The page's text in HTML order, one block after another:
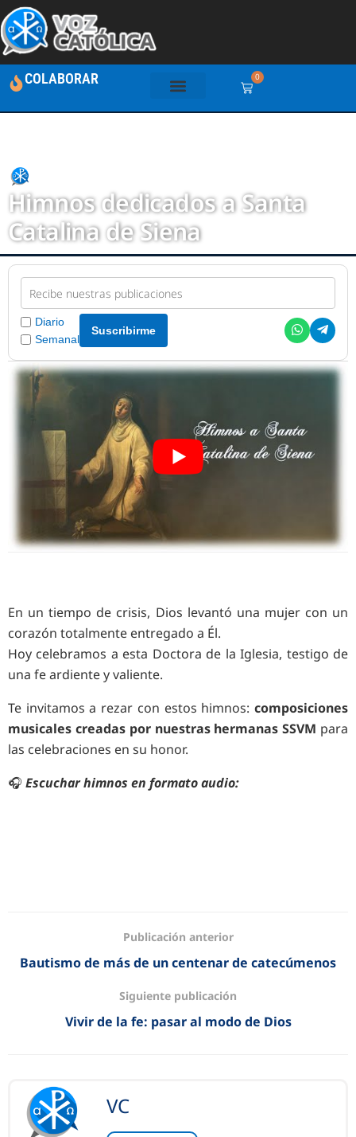
COLABORAR 0
Himnos dedicados a Santa
Catalina de Siena
Diario
Semanal
Suscribirme
En un tiempo de crisis, Dios levantó una mujer con un
corazón totalmente entregado a Él.
Hoy celebramos a esta Doctora de la Iglesia, testigo de
una fe ardiente y valiente.
Te invitamos a rezar con estos himnos: composiciones
musicales creadas por nuestras hermanas SSVM para
las celebraciones en su honor.
🎧 Escuchar himnos en formato audio:
Publicación anterior
Bautismo de más de un centenar de catecúmenos
Siguiente publicación
Vivir de la fe: pasar al modo de Dios
VC